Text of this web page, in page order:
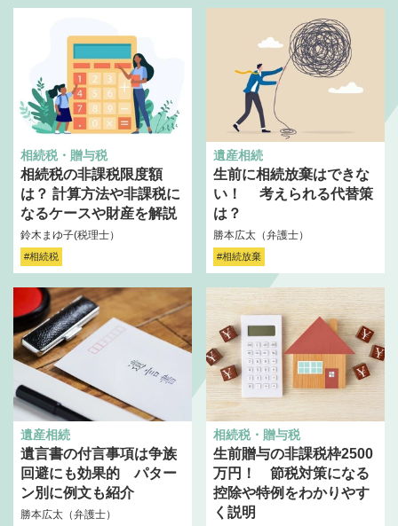
相続税・贈与税
相続税の非課税限度額
は？ 計算方法や非課税に
なるケースや財産を解説
鈴木まゆ子(税理士）
#相続税
遺産相続
生前に相続放棄はできな
い！ 考えられる代替策
は？
勝本広太（弁護士）
#相続放棄
遺産相続
遺言書の付言事項は争族
回避にも効果的 パター
ン別に例文も紹介
勝本広太（弁護士）
相続税・贈与税
生前贈与の非課税枠2500
万円！ 節税対策になる
控除や特例をわかりやす
く説明